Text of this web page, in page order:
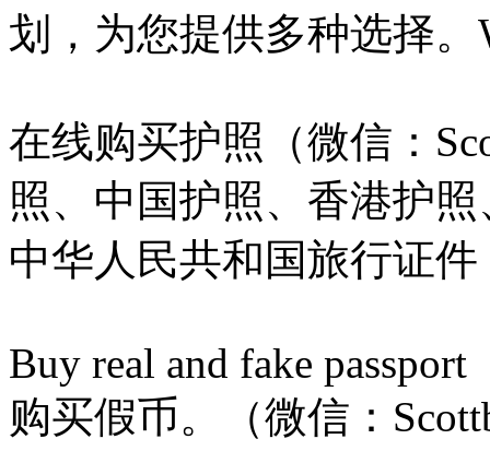
划，为您提供多种选择。
在线购买护照（微信：
照、中国护照、香港护
中华人民共和国旅行证件
Buy real and fake passport​
购买假币。（微信：